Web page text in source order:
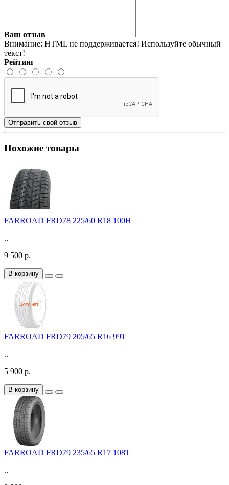
Ваш отзыв
Внимание: HTML не поддерживается! Используйте обычный
текст!
Рейтинг
Отправить свой отзыв
Похожие товары
FARROAD FRD78 225/60 R18 100H
..
9 500 р.
В корзину
FARROAD FRD79 205/65 R16 99T
..
5 900 р.
В корзину
FARROAD FRD79 235/65 R17 108T
..